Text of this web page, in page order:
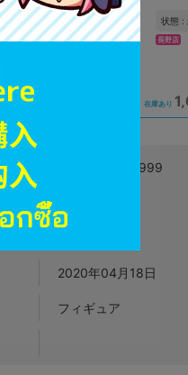
円 税込
状態 :
長野店
在庫あり
4999999999999
2020年04月18日
フィギュア